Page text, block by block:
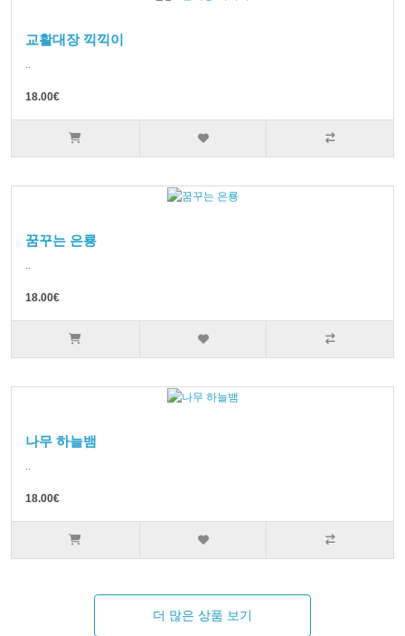
교활대장 끽끽이
..
18.00€
꿈꾸는 은룡
..
18.00€
나무 하늘뱀
..
18.00€
더 많은 상품 보기